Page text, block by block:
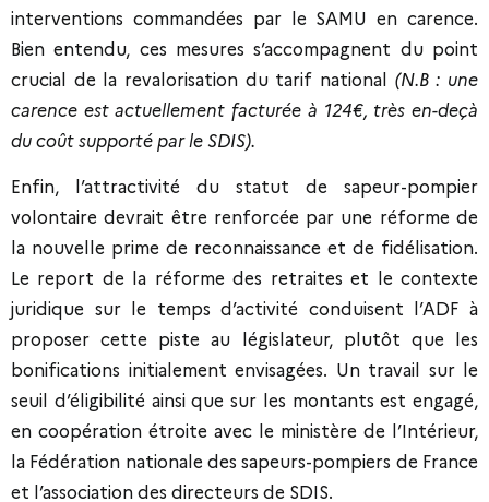
interventions commandées par le SAMU en carence.
Bien entendu, ces mesures s’accompagnent du point
crucial de la revalorisation du tarif national (N.B : une
carence est actuellement facturée à 124€, très en-deçà
du coût supporté par le SDIS).
Enfin, l’attractivité du statut de sapeur-pompier
volontaire devrait être renforcée par une réforme de
la nouvelle prime de reconnaissance et de fidélisation.
Le report de la réforme des retraites et le contexte
juridique sur le temps d’activité conduisent l’ADF à
proposer cette piste au législateur, plutôt que les
bonifications initialement envisagées. Un travail sur le
seuil d’éligibilité ainsi que sur les montants est engagé,
en coopération étroite avec le ministère de l’Intérieur,
la Fédération nationale des sapeurs-pompiers de France
et l’association des directeurs de SDIS.